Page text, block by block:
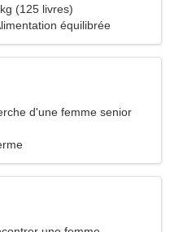
(125 livres)
équilibrée
d'une femme senior